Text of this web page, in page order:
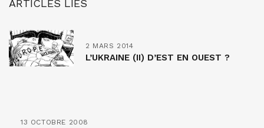
ARTICLES LIÉS
2 MARS 2014
L’UKRAINE (II) D’EST EN OUEST ?
13 OCTOBRE 2008